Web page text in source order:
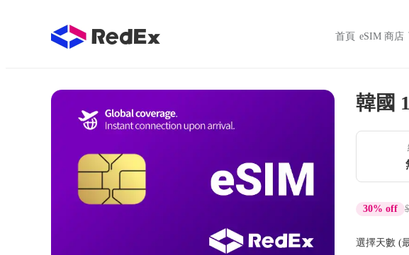
首頁 eSIM 商店
韓國
30% off
選擇天數 (